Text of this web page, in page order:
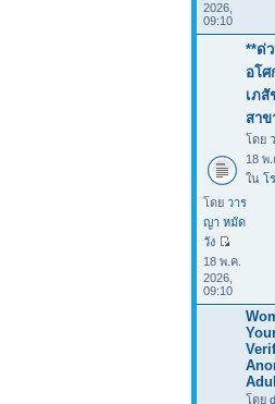
2026,
09:10
**ด่
อโ
เภสั
สาข
โดย
18 พ
ใน โ
โดย วาร
ญา หมัด
วัง
18 พ.ค.
2026,
09:10
โดย